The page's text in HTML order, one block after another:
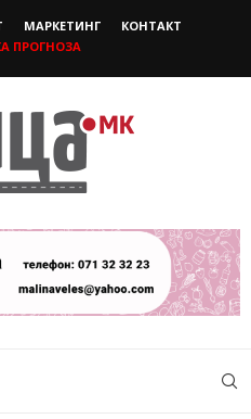
МАРКЕТИНГ
КОНТАКТ
ПРОГНОЗА